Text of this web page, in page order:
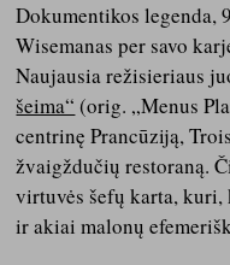
Dokumentikos legenda,
Wisemanas per savo
Naujausia režisieriaus
šeima“ (orig. „Menus
centrinę Prancūziją,
žvaigždučių restoraną.
virtuvės šefų karta,
ir akiai malonų